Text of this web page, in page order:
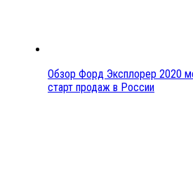
Обзор Форд Эксплорер 2020
старт продаж в России